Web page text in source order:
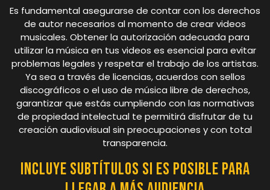
Es fundamental asegurarse de contar con los derechos
de autor necesarios al momento de crear videos
musicales. Obtener la autorización adecuada para
utilizar la música en tus videos es esencial para evitar
problemas legales y respetar el trabajo de los artistas.
Ya sea a través de licencias, acuerdos con sellos
discográficos o el uso de música libre de derechos,
garantizar que estás cumpliendo con las normativas
de propiedad intelectual te permitirá disfrutar de tu
creación audiovisual sin preocupaciones y con total
transparencia.
Incluye subtítulos si es posible para